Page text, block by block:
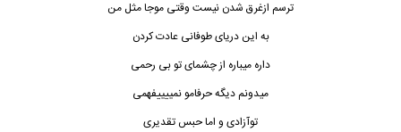
ترسم ازغرق شدن نیست وقتی موجا مثل من
به این دریای طوفانی عادت کردن
داره میباره از چشمای تو بی رحمی
میدونم دیگه حرفامو نمییییفهمی
توآزادی و اما حبس تقدیری